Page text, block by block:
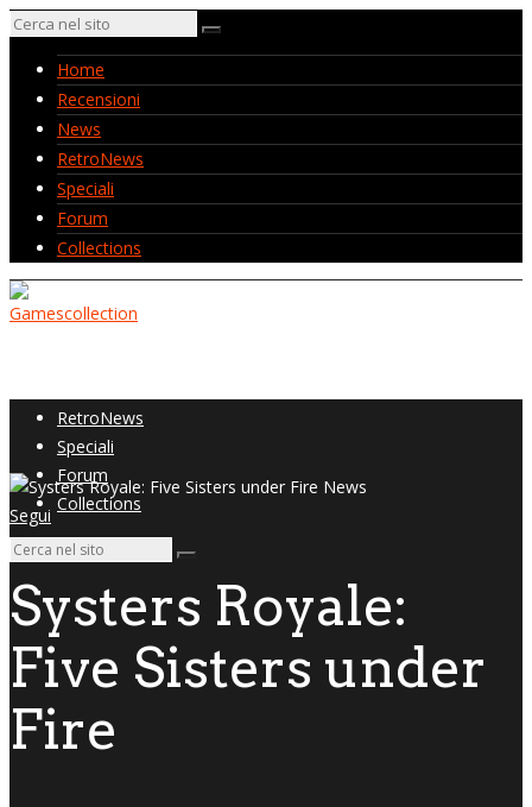
Home
Recensioni
News
RetroNews
Speciali
Forum
Collections
RetroNews
Speciali
Forum
Collections
Segui
Systers Royale:
Five Sisters under
Fire